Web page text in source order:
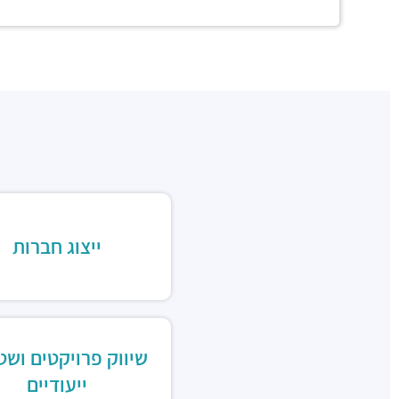
ייצוג חברות
שיווק פרויקטים
ייעודיים